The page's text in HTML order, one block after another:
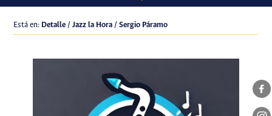
Está en: Detalle / Jazz la Hora / Sergio Páramo